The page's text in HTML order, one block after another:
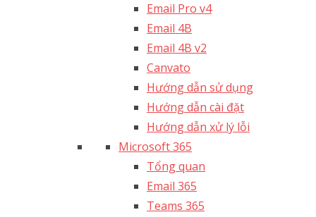
Email Pro v4
Email 4B
Email 4B v2
Canvato
Hướng dẫn sử dụng
Hướng dẫn cài đặt
Hướng dẫn xử lý lỗi
Microsoft 365
Tổng quan
Email 365
Teams 365